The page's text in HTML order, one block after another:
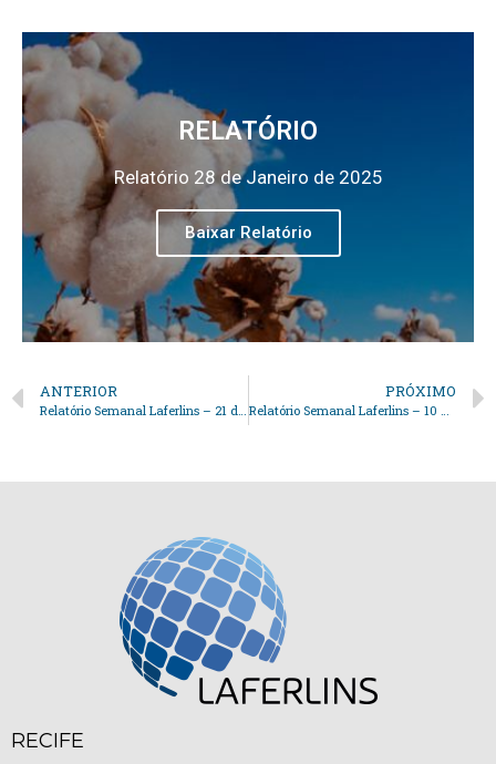
RELATÓRIO
Relatório 28 de Janeiro de 2025
Baixar Relatório
ANTERIOR PRÓXIMO
RECIFE